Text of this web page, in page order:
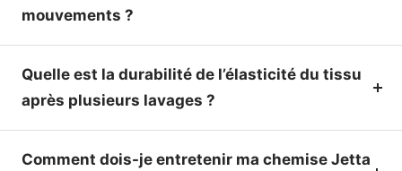
mouvements ?
Quelle est la durabilité de l’élasticité du tissu
après plusieurs lavages ?
Comment dois-je entretenir ma chemise Jetta